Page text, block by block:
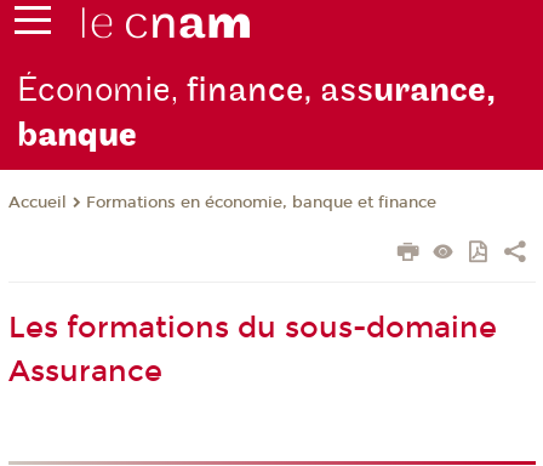
Économie,finance, assurance,
banque
Accueil Formations en économie, banque et finance
Les formations du sous-domaine
Assurance